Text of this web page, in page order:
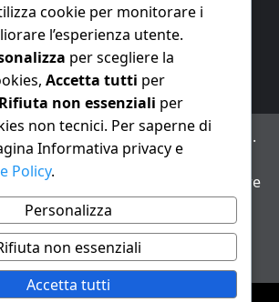
giornalistica reg. Trib. Milano n.
– Dir. resp. Andrea Fiorini
articoli di questo sito possono essere
il supporto di sistemi di intelligenza
e verifica di un redattore
privacy e cookie
cookie per monitorare i
l’esperienza utente.
per scegliere la
Accetta tutti per
Rifiuta non essenziali per
non tecnici. Per saperne di
Informativa privacy e
Policy.
Personalizza
non essenziali
Accetta tutti